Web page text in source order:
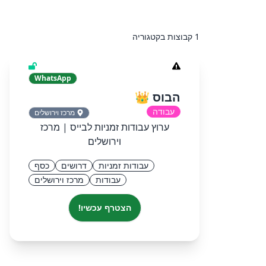
1 קבוצות בקטגוריה
WhatsApp
הבוס 👑
עבודה מרכז וירושלים
ערוץ עבודות זמניות לבייס | מרכז
וירושלים
עבודות זמניות דרושים
כסף
עבודות
מרכז וירושלים
הצטרף עכשיו!